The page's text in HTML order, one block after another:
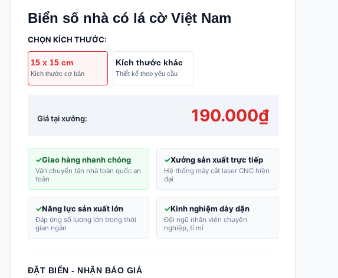
Biển số nhà có lá cờ Việt Nam
CHỌN KÍCH THƯỚC:
15 x 15 cm
Kích thước cơ bản
Kích thước khác
Thiết kế theo yêu cầu
Giá tại xưởng: 190.000₫
Giao hàng nhanh chóng
Vận chuyển tận nhà toàn quốc an
toàn
Xưởng sản xuất trực tiếp
Hệ thống máy cắt laser CNC hiện
đại
Năng lực sản xuất lớn
Đáp ứng số lượng lớn trong thời
gian ngắn
Kinh nghiệm dày dặn
Đội ngũ nhân viên chuyên
nghiệp, tỉ mỉ
ĐẶT BIỂN - NHẬN BÁO GIÁ